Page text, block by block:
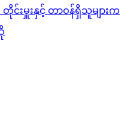
င်းမှူးနှင့် တာဝန်ရှိသူများက